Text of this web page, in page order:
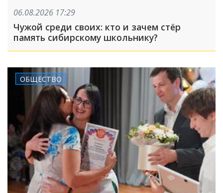
06.08.2026 17:29
Чужой среди своих: кто и зачем стёр
память сибирскому школьнику?
ОБЩЕСТВО